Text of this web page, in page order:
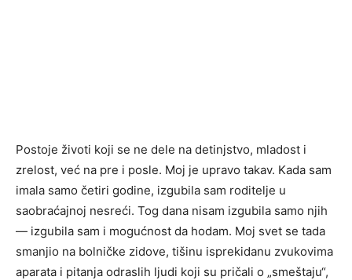
Postoje životi koji se ne dele na detinjstvo, mladost i
zrelost, već na pre i posle. Moj je upravo takav. Kada sam
imala samo četiri godine, izgubila sam roditelje u
saobraćajnoj nesreći. Tog dana nisam izgubila samo njih
— izgubila sam i mogućnost da hodam. Moj svet se tada
smanjio na bolničke zidove, tišinu isprekidanu zvukovima
aparata i pitanja odraslih ljudi koji su pričali o „smeštaju“,